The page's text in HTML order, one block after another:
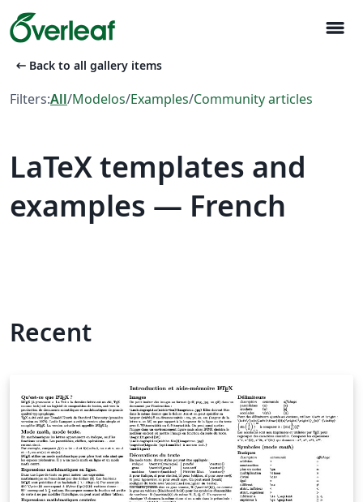
menu
arrow_left_alt Back to all gallery items
Filters:All/Modelos/Examples/Community articles
LaTeX templates and
examples — French
Recent